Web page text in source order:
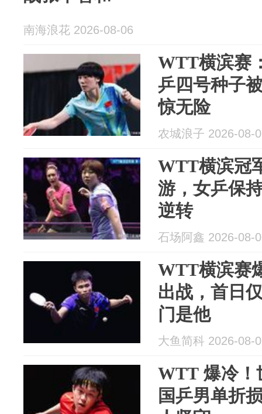
南海浪花 2026-08-06
WTT横滨赛
乒四号种子
惊无险
农城浪子 2026-08-
WTT横滨冠
游，女乒保
逆转
石场阿鑫 2026-08-
WTT横滨赛
出战，首日
门是他
大鱼简科 2026-08-
WTT 爆冷！
国乒男单折